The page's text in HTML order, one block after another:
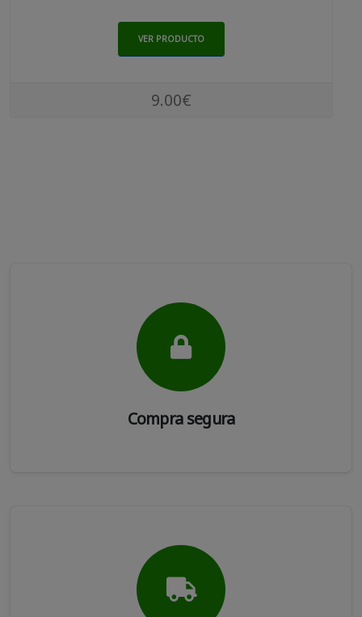
VER PRODUCTO
9.00€
Compra segura